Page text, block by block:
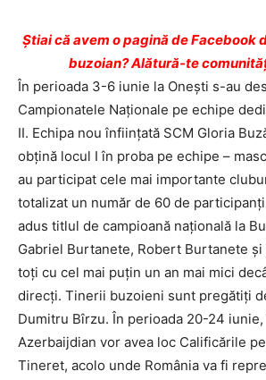
Ştiai că avem o pagină de Facebook
buzoian? Alătură-te
În perioada 3-6 iunie la Oneşti s-au
Campionatele Naţionale pe echipe
II. Echipa nou înfiinţată SCM Gloria
obţină locul I în proba pe echipe –
au participat cele mai importante
totalizat un număr de 60 de
adus titlul de campioană naţională la
Gabriel Burtanete, Robert Burtanete şi
toţi cu cel mai puţin un an mai mici
direcţi. Tinerii buzoieni sunt pregătiţi
Dumitru Bîrzu. În perioada 20-24 iunie,
Azerbaijdian vor avea loc Calificările
Tineret, acolo unde România va fi